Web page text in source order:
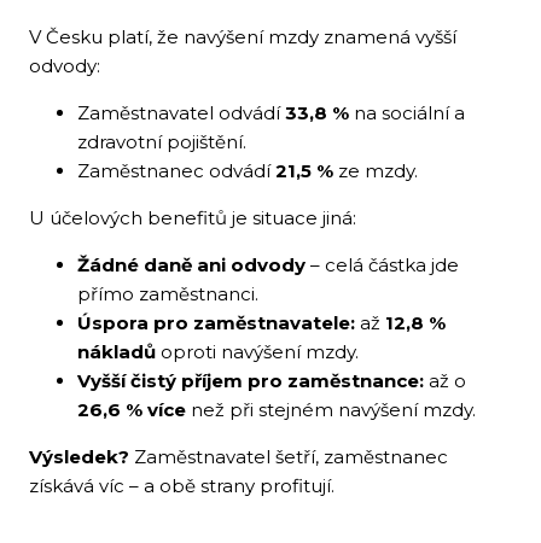
V Česku platí, že navýšení mzdy znamená vyšší
odvody:
Zaměstnavatel odvádí33,8 % na sociální a
zdravotní pojištění.
Zaměstnanec odvádí21,5 % ze mzdy.
U účelových benefitů je situace jiná:
Žádné daně ani odvody – celá částka jde
přímo zaměstnanci.
Úspora pro zaměstnavatele: až 12,8 %
nákladů oproti navýšení mzdy.
Vyšší čistý příjem pro zaměstnance: až o
26,6 % více než při stejném navýšení mzdy.
Výsledek? Zaměstnavatel šetří, zaměstnanec
získává víc – a obě strany profitují.